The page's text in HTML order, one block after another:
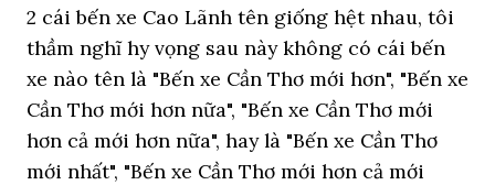
2 cái bến xe Cao Lãnh tên giống hệt nhau, tôi
thầm nghĩ hy vọng sau này không có cái bến
xe nào tên là "Bến xe Cần Thơ mới hơn", "Bến xe
Cần Thơ mới hơn nữa", "Bến xe Cần Thơ mới
hơn cả mới hơn nữa", hay là "Bến xe Cần Thơ
mới nhất", "Bến xe Cần Thơ mới hơn cả mới